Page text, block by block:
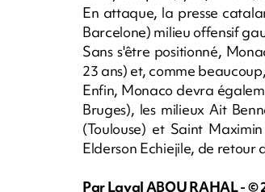
En attaque, la presse
Barcelone) milieu offensif
Sans s'être positionné,
23 ans) et, comme
Enfin, Monaco devra
Bruges), les milieux Ait
(Toulouse) et Saint
Elderson Echiejile, de retour
Par Layal ABOU RAHAL - ©